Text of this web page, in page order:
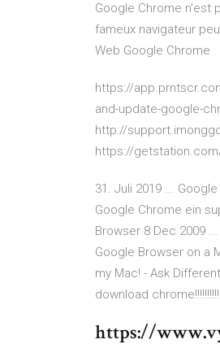
Google Chrome n'est
fameux navigateur
Web Google Chrome
https://
and-update-google-
http://
https://
31. Juli 2019 ...
Google Chrome ein
Browser 8 Dec 2009
Google Browser on a
my Mac! - Ask
download chrome!!!!!!!!!!!
https://